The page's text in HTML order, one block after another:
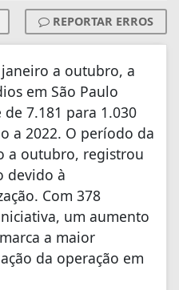
REPORTAR ERROS
a outubro, a
em São Paulo
7.181 para 1.030
a 2022. O período da
a outubro, registrou
devido à
Com 378
um aumento
a maior
da operação em